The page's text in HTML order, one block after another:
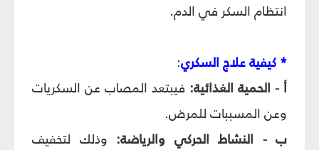
انتظام السكر في الدم.
* كيفية علاج السكري:
أ - الحمية الغذائية: فيبتعد المصاب عن السكريات
وعن المسببات للمرض.
ب - النشاط الحركي والرياضة: وذلك لتخفيف